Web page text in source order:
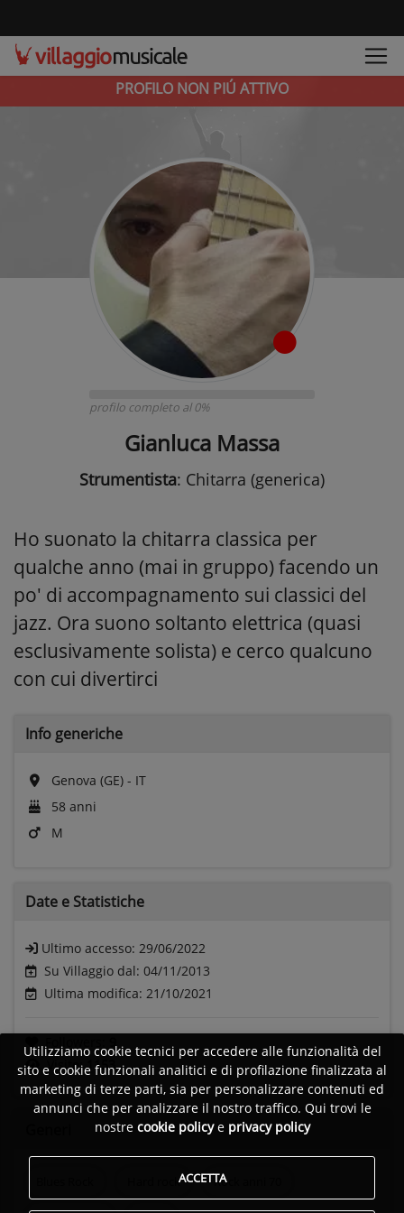
PROFILO NON PIÚ ATTIVO
profilo completo al 0%
Gianluca Massa
Strumentista: Chitarra (generica)
Ho suonato la chitarra classica per
qualche anno (mai in gruppo) facendo un
po' di accompagnamento sui classici del
jazz. Ora suono soltanto elettrica (quasi
esclusivamente solista) e cerco qualcuno
con cui divertirci
Info generiche
Genova (GE) - IT
58 anni
M
Date e Statistiche
Ultimo accesso: 29/06/2022
Su Villaggio dal: 04/11/2013
Ultima modifica: 21/10/2021
Visite:1153
Hard rock Rock anni 70
Utilizziamo cookie tecnici per accedere alle funzionalità del
sito e cookie funzionali analitici e di profilazione finalizzata al
marketing di terze parti, sia per personalizzare contenuti ed
annunci che per analizzare il nostro traffico. Qui trovi le
nostre cookie policye privacy policy
ACCETTA